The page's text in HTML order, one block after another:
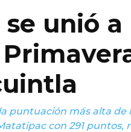
unió a
puntuación más alta
con 291 puntos,